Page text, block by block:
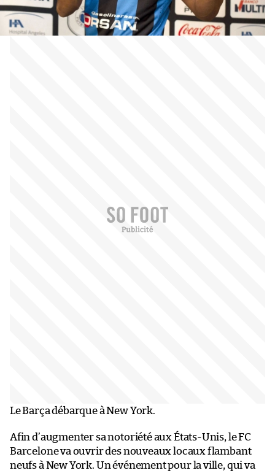
Le Barça débarque à New York.
Afin d’augmenter sa notoriété aux États-Unis, le FC
Barcelone va ouvrir des nouveaux locaux flambant
neufs à New York. Un événement pour la ville, qui va